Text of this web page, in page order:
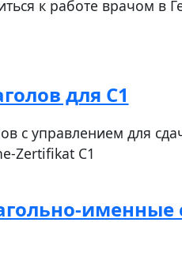
к работе врачом в
для С1
с управлением для
Zertifikat C1
именные